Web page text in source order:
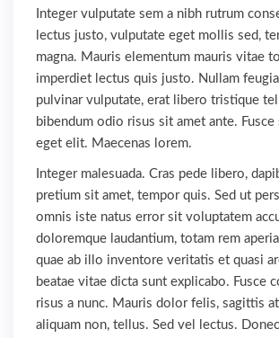
Integer vulputate sem a nibh rutrum
lectus justo, vulputate eget mollis sed,
magna. Mauris elementum mauris vitae
imperdiet lectus quis justo. Nullam
pulvinar vulputate, erat libero tristique
bibendum odio risus sit amet ante.
eget elit. Maecenas lorem.
Integer malesuada. Cras pede libero,
pretium sit amet, tempor quis. Sed ut
omnis iste natus error sit voluptatem
doloremque laudantium, totam rem
quae ab illo inventore veritatis et quasi
beatae vitae dicta sunt explicabo. Fusce
risus a nunc. Mauris dolor felis, sagittis
aliquam non, tellus. Sed vel lectus.